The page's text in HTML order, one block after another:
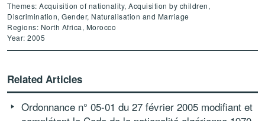
Themes: Acquisition of nationality, Acquisition by children,
Discrimination, Gender, Naturalisation and Marriage
Regions: North Africa, Morocco
Year: 2005
Related Articles
Ordonnance n° 05-01 du 27 février 2005 modifiant et